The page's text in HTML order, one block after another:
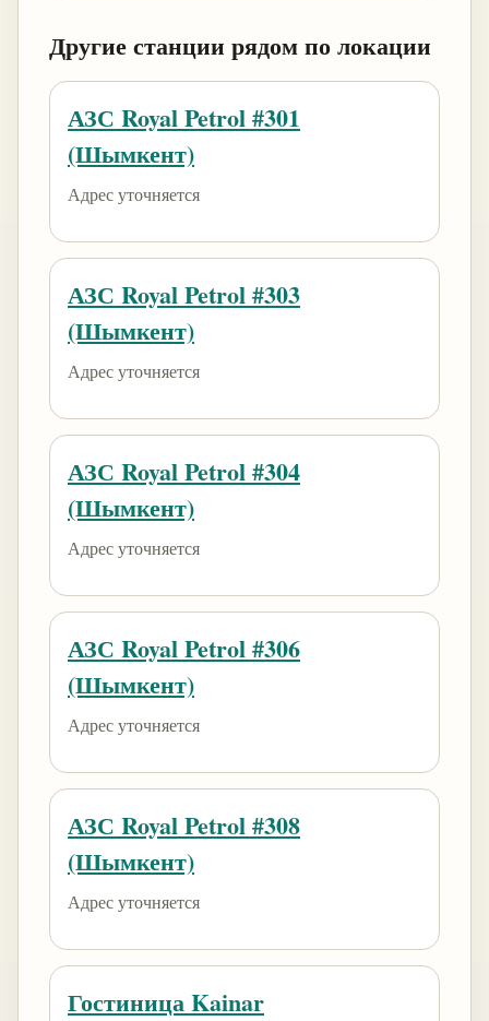
Другие станции рядом по локации
АЗС Royal Petrol #301
(Шымкент)
Адрес уточняется
АЗС Royal Petrol #303
(Шымкент)
Адрес уточняется
АЗС Royal Petrol #304
(Шымкент)
Адрес уточняется
АЗС Royal Petrol #306
(Шымкент)
Адрес уточняется
АЗС Royal Petrol #308
(Шымкент)
Адрес уточняется
Гостиница Kainar